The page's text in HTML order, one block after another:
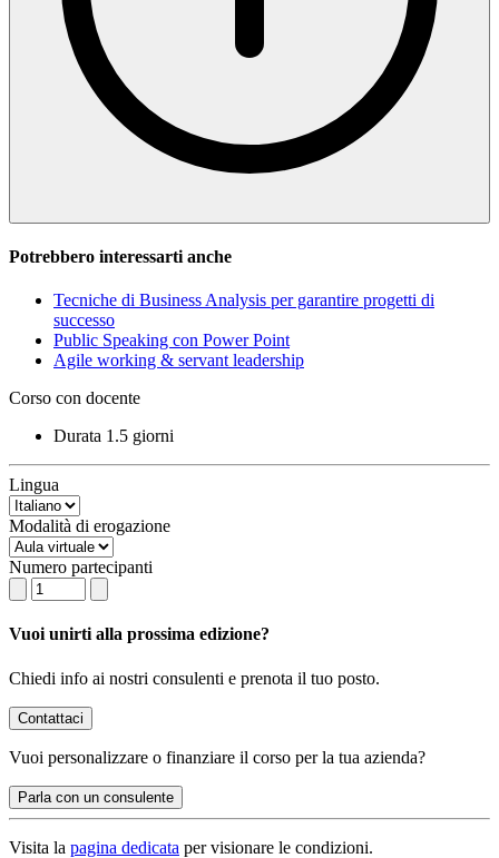
Potrebbero interessarti anche
Tecniche di Business Analysis per garantire progetti di
successo
Public Speaking con Power Point
Agile working & servant leadership
Corso con docente
Durata 1.5 giorni
Lingua
Modalità di erogazione
Numero partecipanti
Vuoi unirti alla prossima edizione?
Chiedi info ai nostri consulenti e prenota il tuo posto.
Contattaci
Vuoi personalizzare o finanziare il corso per la tua azienda?
Parla con un consulente
Visita la pagina dedicata per visionare le condizioni.